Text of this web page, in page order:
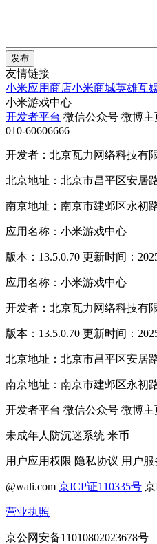
发布
友情链接
小米应用商店小米商城英雄互
小米游戏中心
开发者平台 微信公众号 微博主
010-60606666
开发者：北京瓦力网络科技有
北京地址：北京市昌平区安居
南京地址：南京市建邺区永初
应用名称：小米游戏中心
版本：13.5.0.70 更新时间：
应用名称：小米游戏中心
开发者：北京瓦力网络科技有
版本：13.5.0.70 更新时间：
北京地址：北京市昌平区安居
南京地址：南京市建邺区永初
开发者平台 微信公众号 微博主
未成年人防沉迷系统 米币
用户应用权限 隐私协议 用户
@wali.com 京ICP证110335号 京
营业执照
京公网安备11010802023678号